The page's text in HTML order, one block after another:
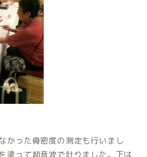
かった骨密度の測定も行いまし
塗って超音波で計りました。下は